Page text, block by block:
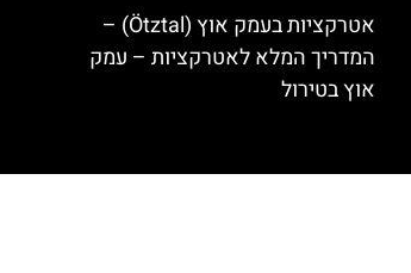
אטרקציות בעמק אוץ (Ötztal) –
המדריך המלא לאטרקציות – עמק
אוץ בטירול